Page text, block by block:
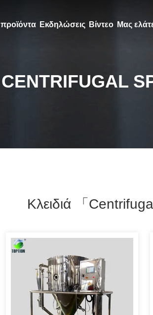
προϊόντα Εκδηλώσεις Βίντεο Μας
CENTRIFUGAL
Κλειδιά 「